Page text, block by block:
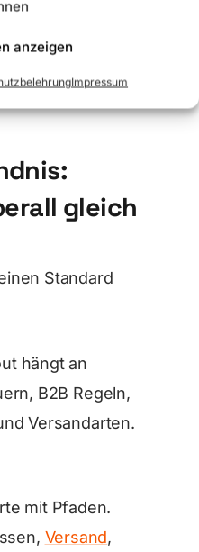
anzeigen
Impressum
A B Test
Texte.
gleich
Standard
hängt an
B2B Regeln,
Versandarten.
mit Pfaden.
Versand,